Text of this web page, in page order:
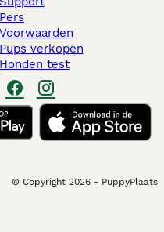
Pers
Voorwaarden
Pups verkopen
Honden test
© Copyright 2026 - PuppyPlaats